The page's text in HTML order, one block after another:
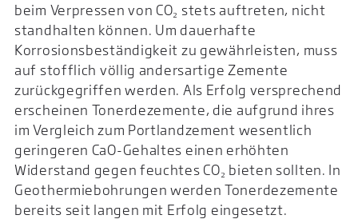
beim Verpressen von CO₂ stets auftreten, nicht
standhalten können. Um dauerhafte
Korrosionsbeständigkeit zu gewährleisten, muss
auf stofflich völlig andersartige Zemente
zurückgegriffen werden. Als Erfolg versprechend
erscheinen Tonerdezemente, die aufgrund ihres
im Vergleich zum Portlandzement wesentlich
geringeren CaO-Gehaltes einen erhöhten
Widerstand gegen feuchtes CO₂ bieten sollten. In
Geothermiebohrungen werden Tonerdezemente
bereits seit langen mit Erfolg eingesetzt.